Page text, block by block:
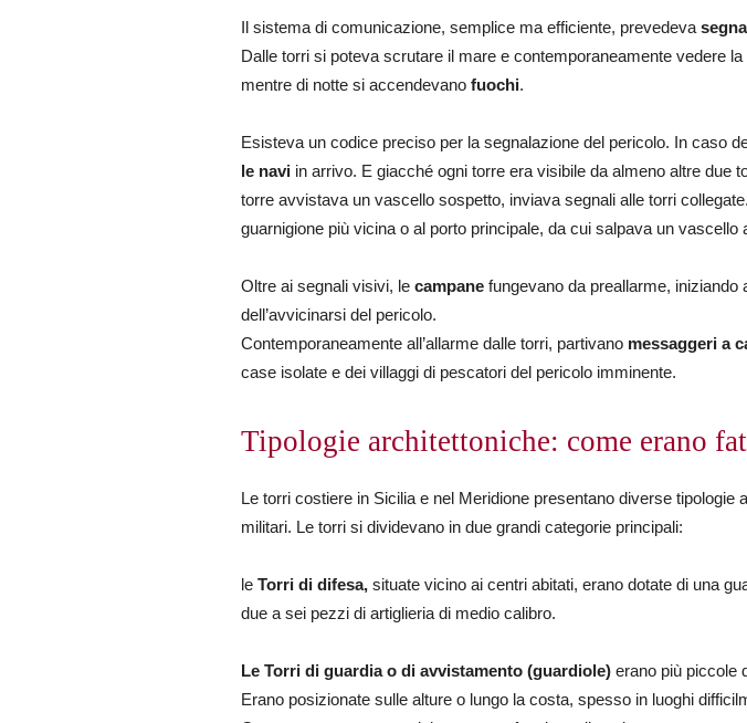
Il sistema di comunicazione, semplice ma efficiente, prevedeva
Dalle torri si poteva scrutare il mare e contemporaneamente vedere
mentre di notte si accendevano fuochi.
Esisteva un codice preciso per la segnalazione del pericolo. In caso
le navi in arrivo. E giacché ogni torre era visibile da almeno altre due
torre avvistava un vascello sospetto, inviava segnali alle torri
guarnigione più vicina o al porto principale, da cui salpava un vascello
Oltre ai segnali visivi, le campane fungevano da preallarme,
dell’avvicinarsi del pericolo.
Contemporaneamente all’allarme dalle torri, partivano messaggeri a
case isolate e dei villaggi di pescatori del pericolo imminente.
Tipologie architettoniche: come erano
Le torri costiere in Sicilia e nel Meridione presentano diverse
militari. Le torri si dividevano in due grandi categorie principali:
le Torri di difesa, situate vicino ai centri abitati, erano dotate di una
due a sei pezzi di artiglieria di medio calibro.
Le Torri di guardia o di avvistamento (guardiole) erano più piccole
Erano posizionate sulle alture o lungo la costa, spesso in luoghi